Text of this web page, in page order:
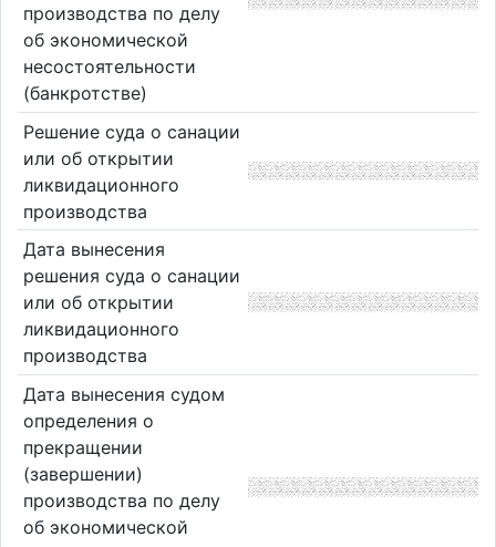
производства по делу
об экономической
несостоятельности
(банкротстве)
Решение суда о санации
или об открытии
ликвидационного
производства
Дата вынесения
решения суда о санации
или об открытии
ликвидационного
производства
Дата вынесения судом
определения о
прекращении
(завершении)
производства по делу
об экономической